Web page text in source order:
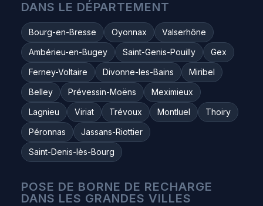
DANS LE DÉPARTEMENT
Bourg-en-Bresse Oyonnax
Valserhône
Ambérieu-en-Bugey
Saint-Genis-Pouilly
Gex
Ferney-Voltaire
Divonne-les-Bains
Miribel
Belley
Prévessin-Moëns
Meximieux
Lagnieu
Viriat Trévoux Montluel
Thoiry
Péronnas
Jassans-Riottier
Saint-Denis-lès-Bourg
POSE DE BORNE DE RECHARGE
DANS LES GRANDES VILLES